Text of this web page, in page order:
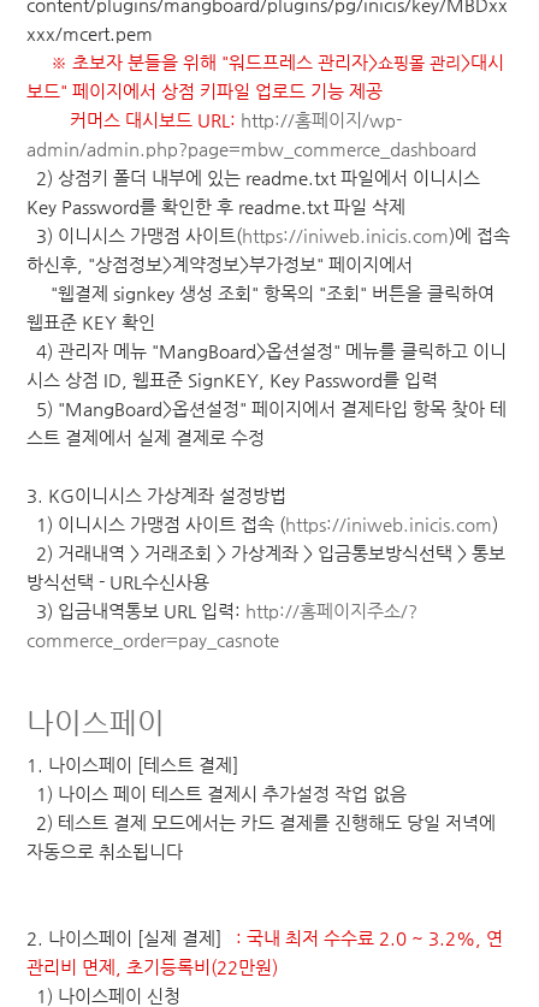
xxx/mcert.pem
※ 초보자 분들을 위해 "워드프레스 관리자>쇼핑몰 관리>대시
보드" 페이지에서 상점 키파일 업로드 기능 제공
커머스 대시보드 URL: http://홈페이지/wp-
admin/admin.php?page=mbw_commerce_dashboard
2) 상점키 폴더 내부에 있는 readme.txt 파일에서 이니시스
Key Password를 확인한 후 readme.txt 파일 삭제
3) 이니시스 가맹점 사이트(https://iniweb.inicis.com)에 접속
하신후, "상점정보>계약정보>부가정보" 페이지에서
"웹결제 signkey 생성 조회" 항목의 "조회" 버튼을 클릭하여
웹표준 KEY 확인
4) 관리자 메뉴 "MangBoard>옵션설정" 메뉴를 클릭하고 이니
시스 상점 ID, 웹표준 SignKEY, Key Password를 입력
5) "MangBoard>옵션설정" 페이지에서 결제타입 항목 찾아 테
스트 결제에서 실제 결제로 수정
3. KG이니시스 가상계좌 설정방법
1) 이니시스 가맹점 사이트 접속 (https://iniweb.inicis.com)
2) 거래내역 > 거래조회 > 가상계좌 > 입금통보방식선택 > 통보
방식선택 - URL수신사용
3) 입금내역통보 URL 입력: http://홈페이지주소/?
commerce_order=pay_casnote
나이스페이
1. 나이스페이 [테스트 결제]
1) 나이스 페이 테스트 결제시 추가설정 작업 없음
2) 테스트 결제 모드에서는 카드 결제를 진행해도 당일 저녁에
자동으로 취소됩니다
2. 나이스페이 [실제 결제]
: 국내 최저 수수료 2.0 ~ 3.2%, 연
관리비 면제, 초기등록비(22만원)
1) 나이스페이 신청